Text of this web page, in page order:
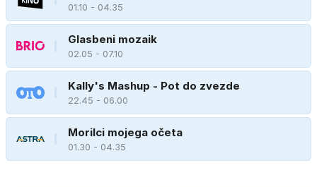
01.10 - 04.35
Glasbeni mozaik
02.05 - 07.10
Kally's Mashup - Pot do zvezde
22.45 - 06.00
Morilci mojega očeta
01.30 - 04.35